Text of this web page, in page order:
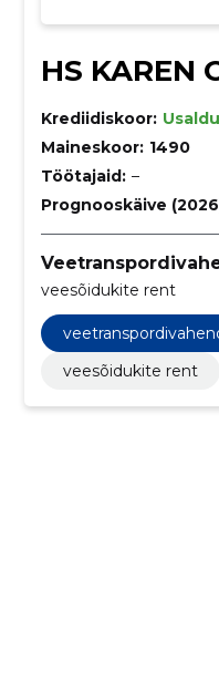
HS KAREN
Krediidiskoor:
Maineskoor: 1490
Töötajaid: –
Prognooskäive
veesõidukite rent
veesõidukite rent